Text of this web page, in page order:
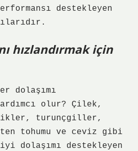
destekleyen
hızlandırmak için
dolaşımı
olur? Çilek,
turunçgiller,
tohumu ve ceviz gibi
dolaşımı destekleyen